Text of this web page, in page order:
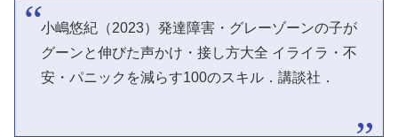
小嶋悠紀（2023）発達障害・グレーゾーンの子が
グーンと伸びた声かけ・接し方大全 イライラ・不
安・パニックを減らす100のスキル．講談社．